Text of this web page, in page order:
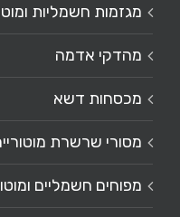
מגזמות חשמליות
מהדקי אדמה
מכסחות דשא
מסורי שרשרת
מפוחים חשמליים